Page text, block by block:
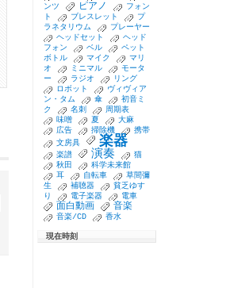
ンツ
ピアノ
フォン
ト
ブレスレット
プ
ラネタリウム
プレーヤー
ヘッドセット
ヘッド
フォン
ベル
ペット
ボトル
マイク
マリ
オ
ミニマル
モータ
ー
ラジオ
リング
ロボット
ヴィヴィア
ン・タム
傘
初音ミ
ク
名刺
周期表
味噌
夏
大麻
広告
掃除機
携帯
文房具
楽器
楽譜 演奏
猫
秋田
科学未来館
耳
自転車
草間彌
生
補聴器
貧乏ゆす
り
電子楽器 電車
面白動画 音楽
音楽/CD 香水
現在時刻